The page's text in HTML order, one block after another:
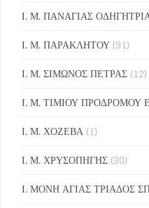
Ι. Μ. ΠΑΝΑΓΙΑΣ
Ι. Μ. ΠΑΡΑΚΛΗΤΟΥ (91)
Ι. Μ. ΣΙΜΩΝΟΣ ΠΕΤΡΑΣ (12)
Ι. Μ. ΤΙΜΙΟΥ ΠΡΟΔΡΟΜΟΥ
Ι. Μ. ΧΟΖΕΒΑ (1)
Ι. Μ. ΧΡΥΣΟΠΗΓΗΣ (30)
Ι. ΜΟΝΗ ΑΓΙΑΣ ΤΡΙΑΔΟΣ